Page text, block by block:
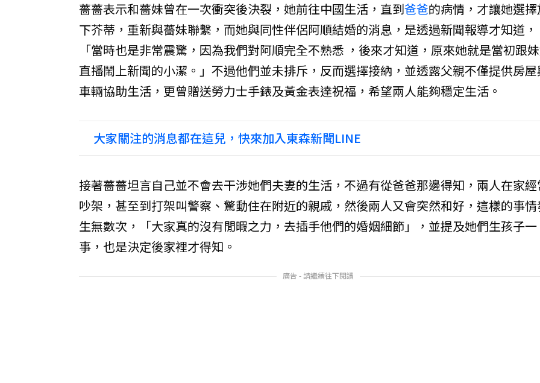
薔薔表示和薔妹曾在一次衝突後決裂，她前往中國生活，直到爸爸的病情，才讓她選
下芥蒂，重新與薔妹聯繫，而她與同性伴侶阿順結婚的消息，是透過新聞報導才知道，
「當時也是非常震驚，因為我們對阿順完全不熟悉 ，後來才知道，原來她就是當初跟
直播鬧上新聞的小潔。」不過他們並未排斥，反而選擇接納，並透露父親不僅提供房
車輛協助生活，更曾贈送勞力士手錶及黃金表達祝福，希望兩人能夠穩定生活。
大家關注的消息都在這兒，快來加入東森新聞LINE
接著薔薔坦言自己並不會去干涉她們夫妻的生活，不過有從爸爸那邊得知，兩人在家
吵架，甚至到打架叫警察、驚動住在附近的親戚，然後兩人又會突然和好，這樣的事
生無數次，「大家真的沒有閒暇之力，去插手他們的婚姻細節」，並提及她們生孩子一
事，也是決定後家裡才得知。
廣告 - 請繼續往下閱讀